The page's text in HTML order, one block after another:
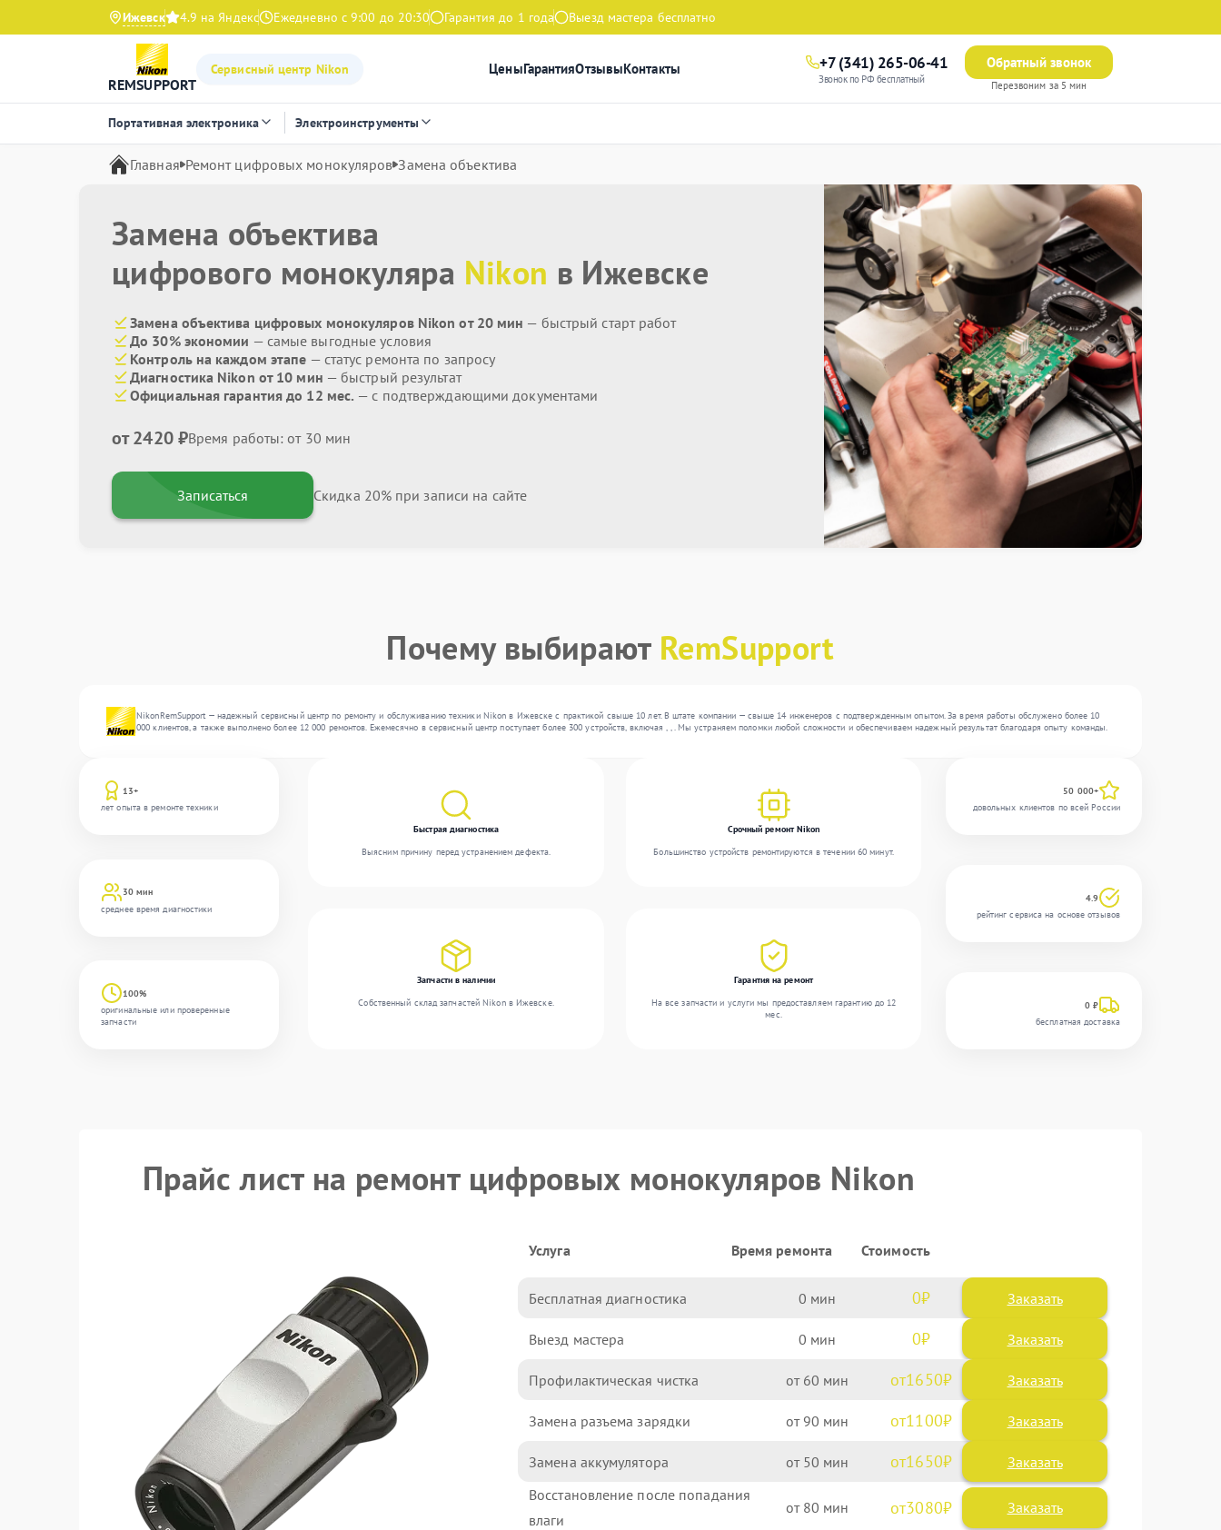
Ижевск 4.9 на Яндекс Ежедневно с 9:00 до 20:30 Гарантия до 1 года Выезд мастера бесплатно
REMSUPPORT
Сервисный центр Nikon ЦеныГарантияОтзывыКонтакты +7 (341) 265-06-41
Звонок по РФ бесплатный
Обратный звонок
Перезвоним за 5 мин
Портативная электроника Электроинструменты
Главная Ремонт цифровых монокуляров Замена объектива
Замена объектива
цифрового монокуляра Nikon в Ижевске
Замена объектива цифровых монокуляров Nikon от 20 мин — быстрый старт работ
До 30% экономии — самые выгодные условия
Контроль на каждом этапе — статус ремонта по запросу
Диагностика Nikon от 10 мин — быстрый результат
Официальная гарантия до 12 мес. — с подтверждающими документами
от 2420 ₽Время работы: от 30 мин
Записаться Скидка 20% при записи на сайте
Почему выбирают RemSupport
NikonRemSupport — надежный сервисный центр по ремонту и обслуживанию техники Nikon в Ижевске с практикой свыше 10 лет. В штате компании — свыше 14 инженеров с подтвержденным опытом. За время работы обслужено более 10
000 клиентов, а также выполнено более 12 000 ремонтов. Ежемесячно в сервисный центр поступает более 300 устройств, включая , , . Мы устраняем поломки любой сложности и обеспечиваем надежный результат благодаря опыту команды.
13+
лет опыта в ремонте техники
30 мин
среднее время диагностики
100%
оригинальные или проверенные
запчасти
Быстрая диагностика
Выясним причину перед устранением дефекта.
Срочный ремонт Nikon
Большинство устройств ремонтируются в течении 60 минут.
Запчасти в наличии
Собственный склад запчастей Nikon в Ижевске.
Гарантия на ремонт
На все запчасти и услуги мы предоставляем гарантию до 12
мес.
50 000+
довольных клиентов по всей России
4.9
рейтинг сервиса на основе отзывов
0 ₽
бесплатная доставка
Прайс лист на ремонт цифровых монокуляров Nikon
Услуга Время ремонта Стоимость
Бесплатная диагностика 0 0 Заказать
Выезд мастера 0 0 Заказать
Профилактическая чистка 60 1650
Замена разъема зарядки 90 1100
Замена аккумулятора 50 1650
Восстановление после попадания
влаги
80 3080